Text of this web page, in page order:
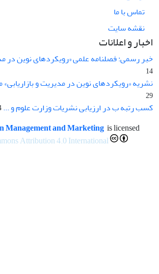
تماس با ما
نقشه سایت
اخبار و اعلانات
خبر رسمی: فصلنامه علمی «رویکردهای نوین در
14
نشریه «رویکردهای نوین در مدیریت و
29
کسب رتبه ب در ارزیابی نشریات وزارت علوم و ...
Management and Marketing is licensed
Attribution 4.0 International